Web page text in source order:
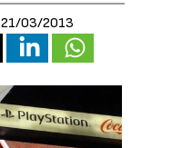
21/03/2013